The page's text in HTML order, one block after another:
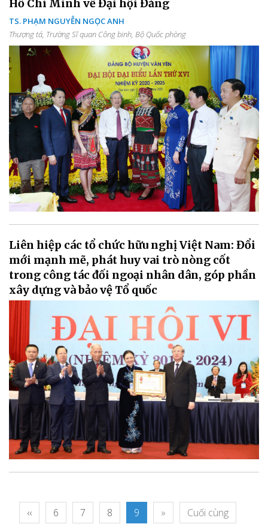
Hồ Chí Minh về Đại hội Đảng
TS. PHẠM NGUYỄN NGỌC ANH
Thượng tá, Trường Sĩ quan Công binh, Bộ Quốc phòng
Liên hiệp các tổ chức hữu nghị Việt Nam: Đổi
mới mạnh mẽ, phát huy vai trò nòng cốt
trong công tác đối ngoại nhân dân, góp phần
xây dựng và bảo vệ Tổ quốc
‹‹ 6 7 8 9 » Cuối cùng